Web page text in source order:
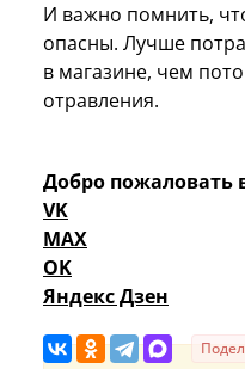
И важно помнить,
опасны. Лучше
в магазине, чем
отравления.
Добро пожаловать
VK
MAX
OK
Яндекс Дзен